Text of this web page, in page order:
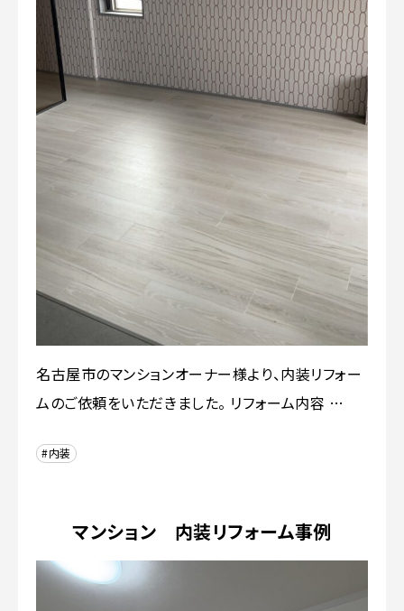
名古屋市のマンションオーナー様より、内装リフォー
ムのご依頼をいただきました。 リフォーム内容 …
#内装
マンション 内装リフォーム事例